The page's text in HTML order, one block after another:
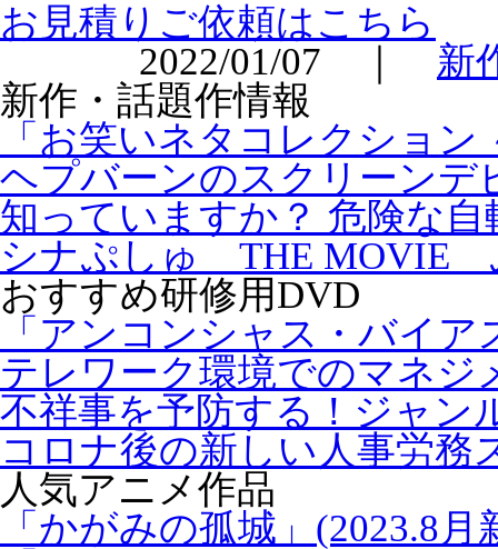
お見積りご依頼はこちら
2022/01/07 ｜ 新
新作・話題作情報
「お笑いネタコレクショ
ヘプバーンのスクリーンデ
知っていますか？ 危険な
シナぷしゅ THE MOVIE
おすすめ研修用DVD
「アンコンシャス・バイ
テレワーク環境でのマネジ
不祥事を予防する！ジャン
コロナ後の新しい人事労務
人気アニメ作品
「かがみの孤城」(2023.8月